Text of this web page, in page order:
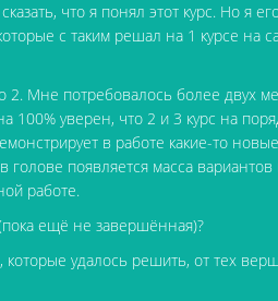
что я понял этот курс. Но я
с таким решал на 1 курсе на
2. Мне потребовалось более двух
100% уверен, что 2 и 3 курс на
в работе какие-то
появляется масса вариантов
работе.
ещё не завершённая)?
которые удалось решить, от тех